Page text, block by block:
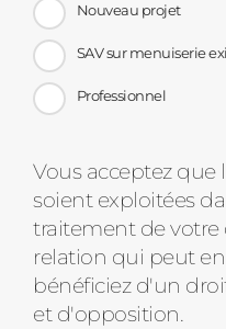
Nouveau projet
SAV sur menuiserie
Professionnel
Message
d'état
Vous acceptez que
soient exploitées
traitement de votre
relation qui peut
bénéficiez d'un
et d'opposition.